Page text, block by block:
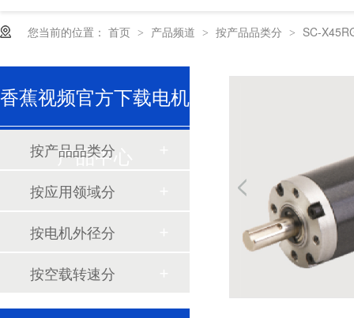
您当前的位置： 首页 > 产品频道 > 按产品品类分 > SC-
香蕉视频官方下载电机
产品中心
按产品品类分
按应用领域分
按电机外径分
按空载转速分